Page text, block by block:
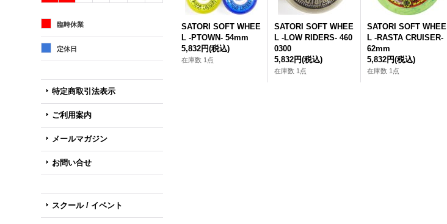
臨時休業
定休日
特定商取引法表示
ご利用案内
メールマガジン
お問い合せ
スクール / イベント
SATORI SOFT WHEE
L -PTOWN- 54mm
5,832円(税込)
在庫数 1点
SATORI SOFT WHEE
L -LOW RIDERS- 460
0300
5,832円(税込)
在庫数 1点
SATORI SOFT WHEE
L -RASTA CRUISER-
62mm
5,832円(税込)
在庫数 1点